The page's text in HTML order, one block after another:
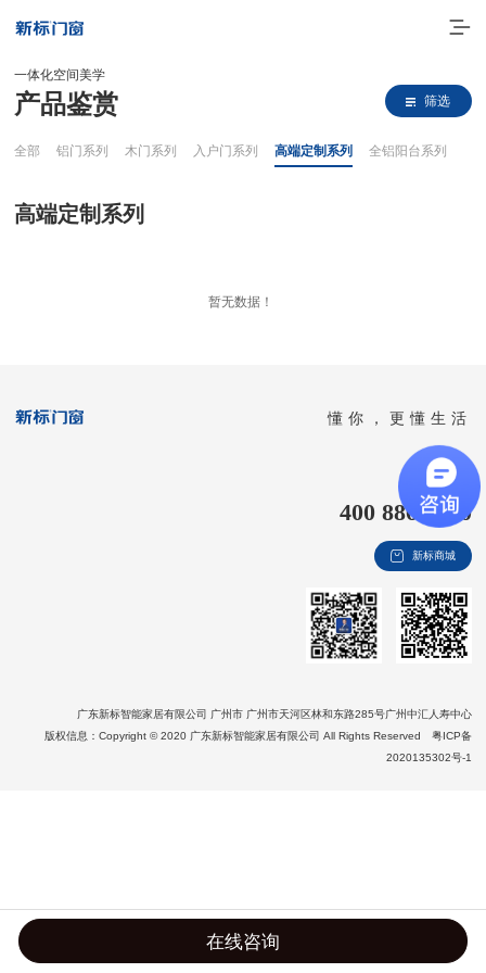
门窗实力派
一体化空间美学
产品鉴赏 筛选
全部 铝门系列 木门系列 入户门系列 高端定制系列 全铝阳台系列
高端定制系列
暂无数据！
懂你，更懂生活
全国客服热线
400 8866 020
新标商城
广东新标智能家居有限公司 广州市 广州市天河区林和东路285号广州中汇人寿中心
版权信息：Copyright © 2020 广东新标智能家居有限公司 All Rights Reserved 粤ICP备
2020135302号-1
在线咨询